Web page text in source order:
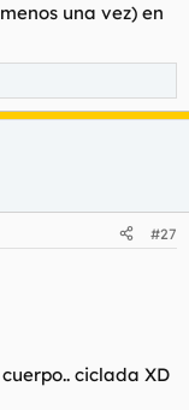
otro nivel. El
arriba, y además
bien y hace todo
todas las
mucho deporte,
pero las tetas no
vez en la vida,
ella: cuerpo
el cuello que te
una vez) en
#27
ciclada XD